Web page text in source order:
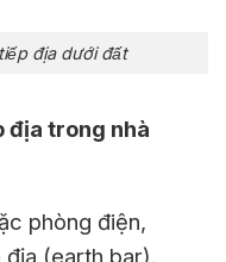
địa dưới đất
địa trong nhà
phòng điện,
(earth bar).